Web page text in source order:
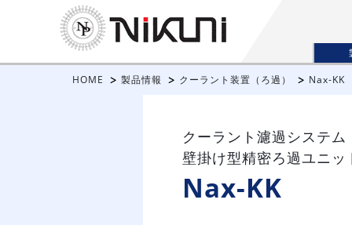
HOME 製品情報 クーラント装置（ろ過） Nax-KK
クーラント濾過システム
壁掛け型精密ろ過ユニッ
Nax-KK